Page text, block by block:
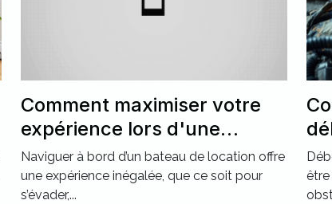
Comment maximiser votre
expérience lors d'une
location de bateau ?
Naviguer à bord d’un bateau de location offre
une expérience inégalée, que ce soit pour
s’évader,...
être